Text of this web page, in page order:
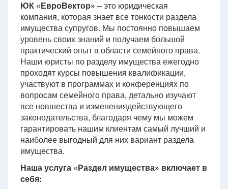
ЮК «ЕвроВектор» – это юридическая
компания, которая знает все тонкости раздела
имущества супругов. Мы постоянно повышаем
уровень своих знаний и получаем большой
практический опыт в области семейного права.
Наши юристы по разделу имущества ежегодно
проходят курсы повышения квалификации,
участвуют в программах и конференциях по
вопросам семейного права, детально изучают
все новшества и изменениядействующего
законодательства, благодаря чему мы можем
гарантировать нашим клиентам самый лучший и
наиболее выгодный для них вариант раздела
имущества.
Наша услуга «Раздел имущества» включает в
себя: